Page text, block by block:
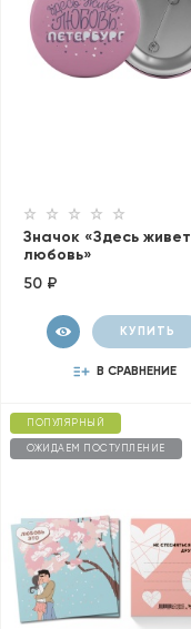
Значок «Здесь живет
любовь»
50 ₽
КУПИТЬ
В СРАВНЕНИЕ
ПОПУЛЯРНЫЙ
ОЖИДАЕМ ПОСТУПЛЕНИЕ